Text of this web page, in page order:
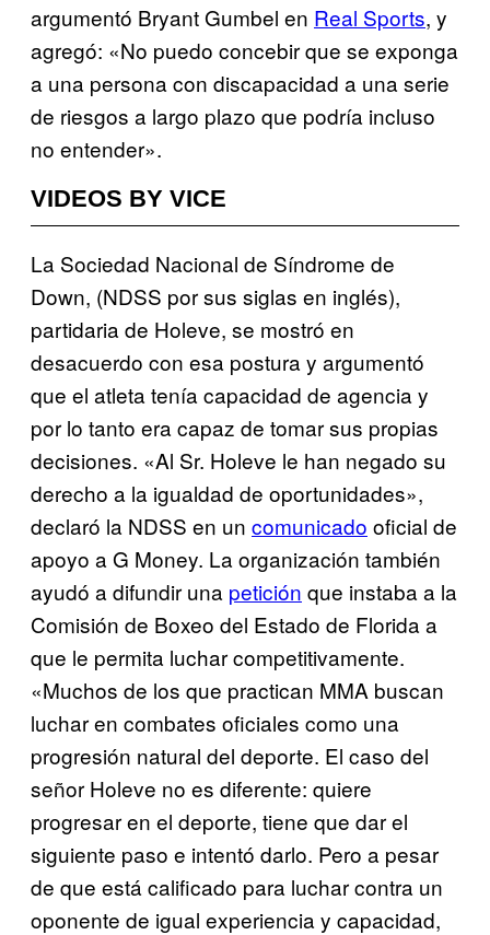
argumentó Bryant Gumbel en Real Sports, y
agregó: «No puedo concebir que se exponga
a una persona con discapacidad a una serie
de riesgos a largo plazo que podría incluso
no entender».
VIDEOS BY VICE
La Sociedad Nacional de Síndrome de
Down, (NDSS por sus siglas en inglés),
partidaria de Holeve, se mostró en
desacuerdo con esa postura y argumentó
que el atleta tenía capacidad de agencia y
por lo tanto era capaz de tomar sus propias
decisiones. «Al Sr. Holeve le han negado su
derecho a la igualdad de oportunidades»,
declaró la NDSS en un comunicado oficial de
apoyo a G Money. La organización también
ayudó a difundir una petición que instaba a la
Comisión de Boxeo del Estado de Florida a
que le permita luchar competitivamente.
«Muchos de los que practican MMA buscan
luchar en combates oficiales como una
progresión natural del deporte. El caso del
señor Holeve no es diferente: quiere
progresar en el deporte, tiene que dar el
siguiente paso e intentó darlo. Pero a pesar
de que está calificado para luchar contra un
oponente de igual experiencia y capacidad,